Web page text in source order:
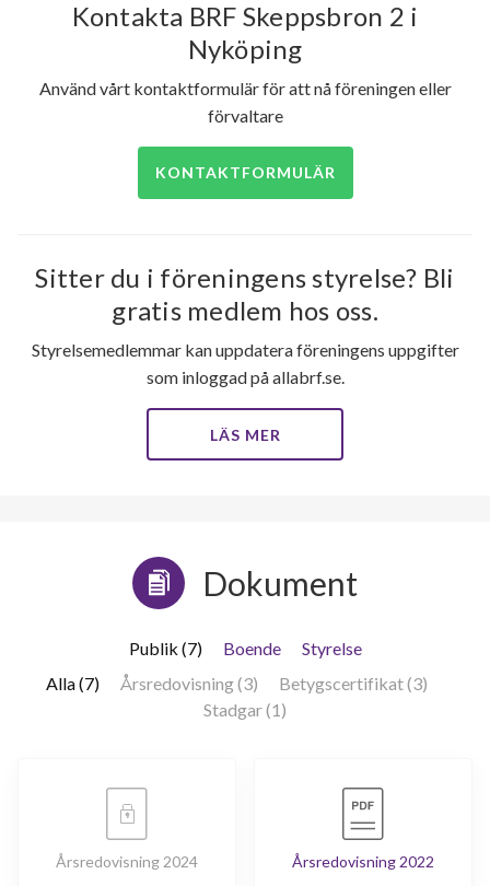
Kontakta BRF Skeppsbron 2 i
Nyköping
Använd vårt kontaktformulär för att nå föreningen eller
förvaltare
KONTAKTFORMULÄR
Sitter du i föreningens styrelse? Bli
gratis medlem hos oss.
Styrelsemedlemmar kan uppdatera föreningens uppgifter
som inloggad på allabrf.se.
LÄS MER
Dokument
Publik (7) Boende
Styrelse
Alla (7)
Årsredovisning (3)
Betygscertifikat (3)
Stadgar (1)
Årsredovisning 2024 Årsredovisning 2022